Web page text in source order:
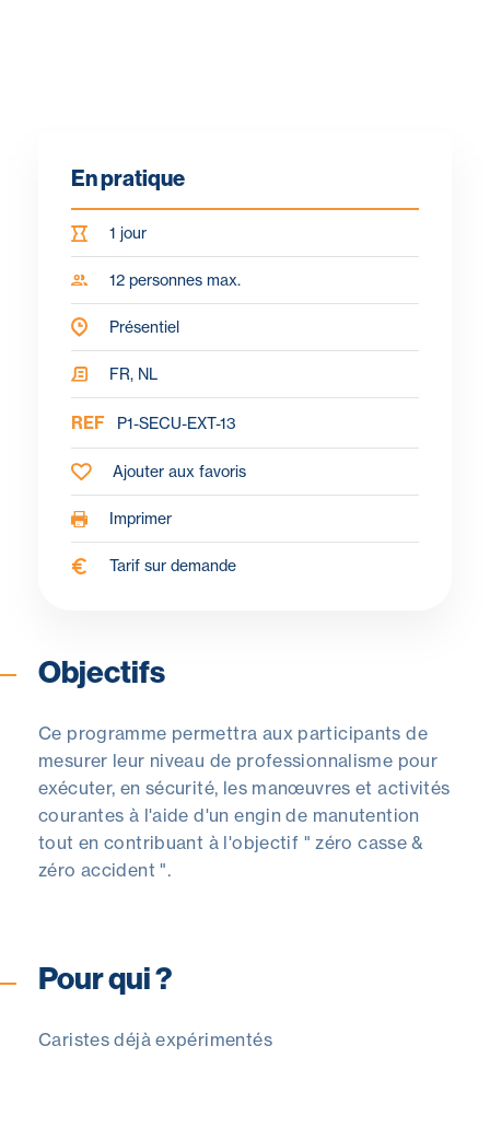
En pratique
1 jour
12 personnes max.
Présentiel
FR, NL
REF P1-SECU-EXT-13
Ajouter aux favoris
Imprimer
Tarif sur demande
Objectifs Pour qui ? Programme
Objectifs
Ce programme permettra aux participants de
mesurer leur niveau de professionnalisme pour
exécuter, en sécurité, les manœuvres et activités
courantes à l'aide d'un engin de manutention
tout en contribuant à l'objectif " zéro casse &
zéro accident ".
Pour qui ?
Caristes déjà expérimentés